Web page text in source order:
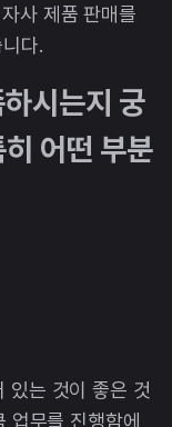
사 제품 판매를
다.
시는지 궁
어떤 부분
있는 것이 좋은 것
업무를 진행함에